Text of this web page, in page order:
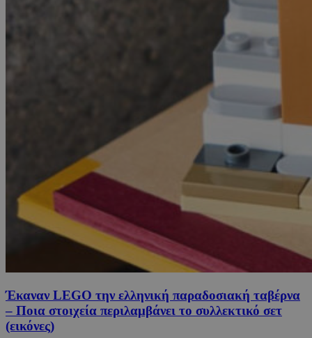
Έκαναν LEGO την ελληνική παραδοσιακή ταβέρνα
– Ποια στοιχεία περιλαμβάνει το συλλεκτικό σετ
(εικόνες)